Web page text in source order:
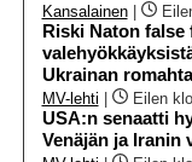
Kansalainen|
Riski Naton false
Ukrainan
MV-lehti Eilen
USA:n senaatti
Venäjän ja Iranin